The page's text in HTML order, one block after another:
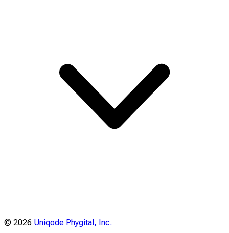
© 2026 Uniqode Phygital, Inc.